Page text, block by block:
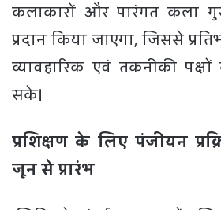
कलाकारों और पारंगत कला
प्रदान किया जाएगा, जिससे
व्यावहारिक एवं तकनीकी
सके।
प्रशिक्षण के लिए पंजीयन
जून से प्रारंभ